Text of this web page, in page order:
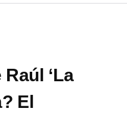
‘La
El